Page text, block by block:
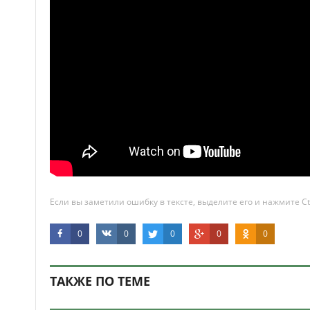
Если вы заметили ошибку в тексте, выделите его и нажмите
0 0 0 0 0
ТАКЖЕ ПО ТЕМЕ